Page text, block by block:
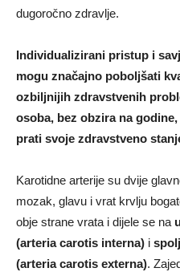
dugoročno zdravlje.
Individualizirani pristup i
mogu značajno poboljšati
ozbiljnijih zdravstvenih
osoba, bez obzira na
prati svoje zdravstveno
Karotidne arterije su dvije
mozak, glavu i vrat krvlju
obje strane vrata i dijele se na
(arteria carotis interna) i
(arteria carotis externa).